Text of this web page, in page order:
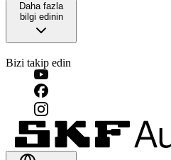
Daha fazla
bilgi edinin
Bizi takip edin